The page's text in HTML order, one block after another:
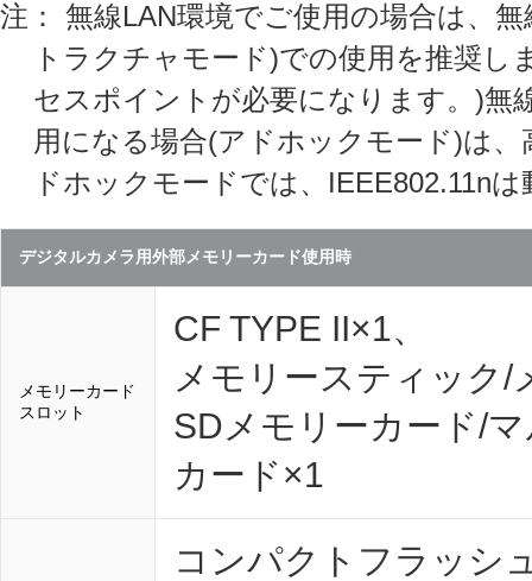
注： 無線LAN環境でご使用の場合は、
トラクチャモード)での使用を推奨し
セスポイントが必要になります。)無
用になる場合(アドホックモード)は
ドホックモードでは、IEEE802.11n
デジタルカメラ用外部メモリーカード使用時
メモリーカード
スロット
CF TYPE II×1、
メモリースティック/
SDメモリーカード/
カード×1
コンパクトフラッシ